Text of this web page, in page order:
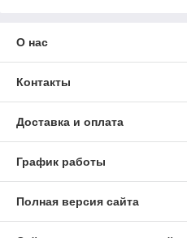
О нас
Контакты
Доставка и оплата
График работы
Полная версия сайта